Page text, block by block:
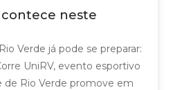
neste
Verde já pode se preparar:
UniRV, evento esportivo
de Rio Verde promove em